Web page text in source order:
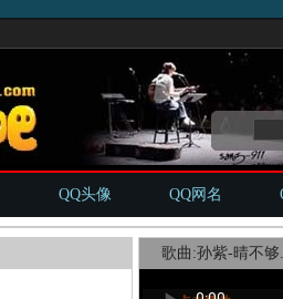
QQ头像 QQ网名
歌曲:孙紫-晴不够